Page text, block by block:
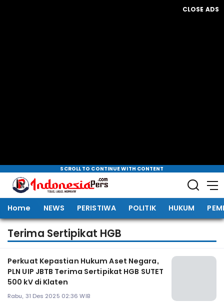
CLOSE ADS
SCROLL TO CONTINUE WITH CONTENT
Home NEWS PERISTIWA POLITIK HUKUM
Terima Sertipikat HGB
Perkuat Kepastian Hukum Aset Negara,
PLN UIP JBTB Terima Sertipikat HGB SUTET
500 kV di Klaten
Rabu, 31 Des 2025 02:36 WIB